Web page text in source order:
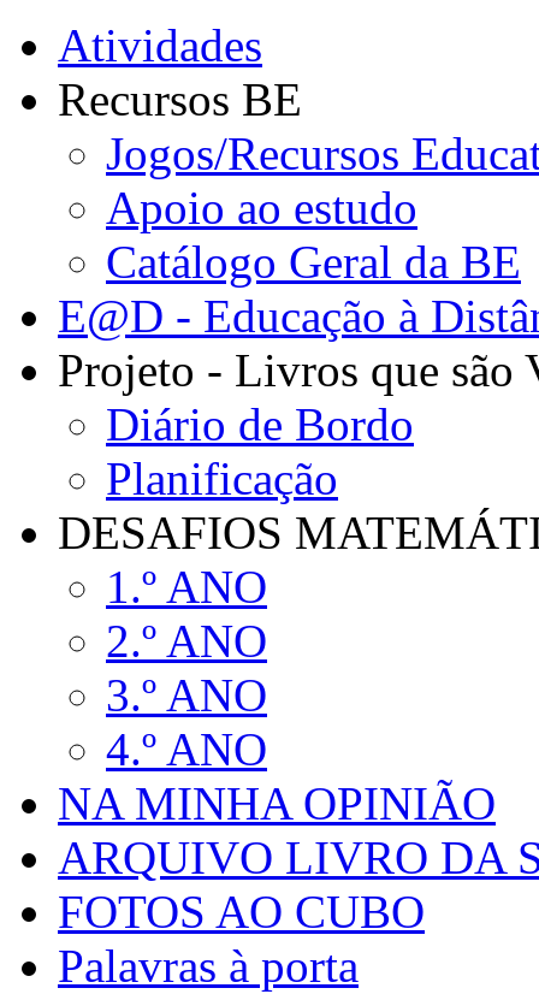
Atividades
Recursos BE
Jogos/Recursos
Apoio ao estudo
Catálogo Geral da BE
E@D - Educação à
Projeto - Livros que são
Diário de Bordo
Planificação
DESAFIOS
1.º ANO
2.º ANO
3.º ANO
4.º ANO
NA MINHA OPINIÃO
ARQUIVO LIVRO DA
FOTOS AO CUBO
Palavras à porta